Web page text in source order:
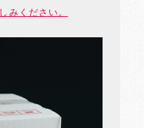
みください。